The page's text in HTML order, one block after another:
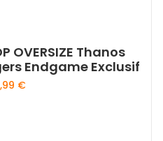
OVERSIZE Thanos
Endgame Exclusif
€